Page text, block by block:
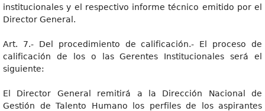
institucionales y el respectivo informe técnico emitido por el
Director General.
Art. 7.- Del procedimiento de calificación.- El proceso de
calificación de los o las Gerentes Institucionales será el
siguiente:
El Director General remitirá a la Dirección Nacional de
Gestión de Talento Humano los perfiles de los aspirantes